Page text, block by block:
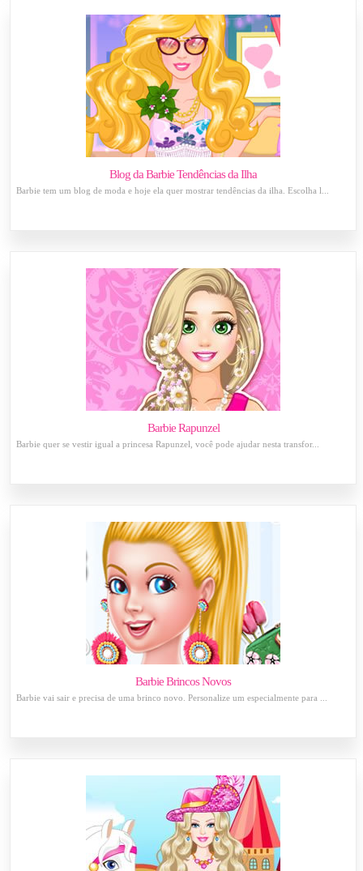
Blog da Barbie Tendências da Ilha
Barbie tem um blog de moda e hoje ela quer mostrar tendências da ilha. Escolha l...
Barbie Rapunzel
Barbie quer se vestir igual a princesa Rapunzel, você pode ajudar nesta transfor...
Barbie Brincos Novos
Barbie vai sair e precisa de uma brinco novo. Personalize um especialmente para ...